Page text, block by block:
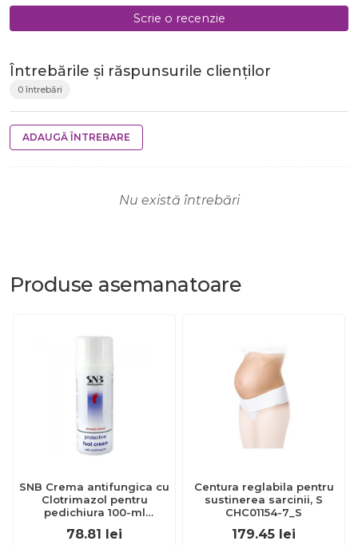
Scrie o recenzie
Întrebările și răspunsurile clienților
0 întrebări
ADAUGĂ ÎNTREBARE
Nu există întrebări
Produse asemanatoare
SNB Crema antifungica cu
Clotrimazol pentru
pedichiura 100-ml
78.81 lei
Centura reglabila pentru
sustinerea sarcinii, S
CHC01154-7_S
179.45 lei